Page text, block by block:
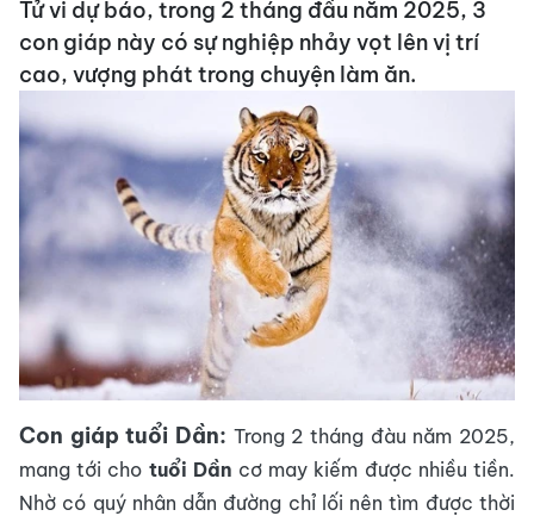
Tử vi dự báo, trong 2 tháng đầu năm 2025, 3
con giáp này có sự nghiệp nhảy vọt lên vị trí
cao, vượng phát trong chuyện làm ăn.
Con giáp tuổi Dần: Trong 2 tháng đàu năm 2025,
mang tới cho tuổi Dần cơ may kiếm được nhiều tiền.
Nhờ có quý nhân dẫn đường chỉ lối nên tìm được thời